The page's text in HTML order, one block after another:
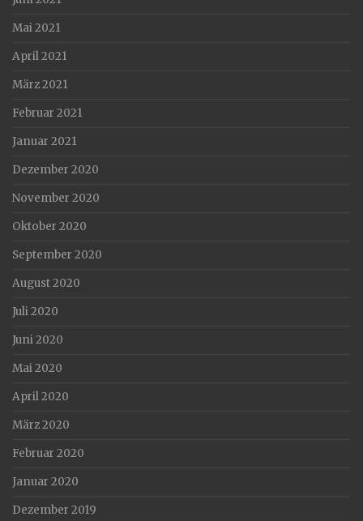
Mai 2021
April 2021
März 2021
Februar 2021
Januar 2021
Dezember 2020
November 2020
Oktober 2020
September 2020
August 2020
Juli 2020
Juni 2020
Mai 2020
April 2020
März 2020
Februar 2020
Januar 2020
Dezember 2019